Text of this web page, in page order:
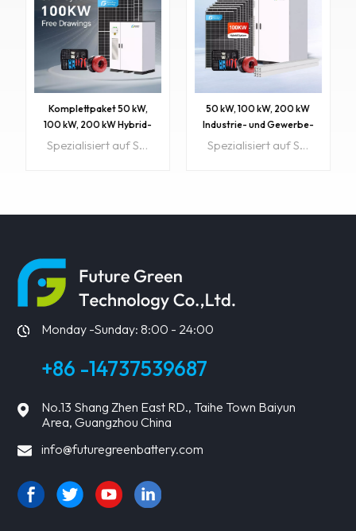
Komplettpaket 50 kW,
100 kW, 200 kW Hybrid-
Solarenergiesystem mit
Spezialisiert auf Solaranlagenplanung und -vertrieb für Großhandels- und HeimwerkerkundenSehen Sie sich unsere ausgewählten Kundeninstallationen anArtikel-Nr.: FGET 100 kWBESS: LiFePO4-BatterieSpannung: 3-phasigMaximale Leistung: 100 kWMaximale Solareingangsleistung: 100 kWBatterie: 215 kWh📩 Klicken Sie hier, um die benötigte Solaranlage zu berechnenSie möchten wissen, wie viele Solarmodule Sie installieren müssen?
ERFAHREN
SIE MEHR
50 kW, 100 kW, 200 kW
Industrie- und Gewerbe-
Komplettpaket:
Spezialisiert auf Solaranlagenplanung und -vertrieb für Großhandels- und HeimwerkerkundenSehen Sie sich unsere 4,9-Sterne-Google-Bewertungen an.Sehen Sie sich unsere ausgewählten Kundeninstallationen anArtikel-Nr.: FGET 100 kWBESS: LiFePO4-BatterieSpannung: 3-phasigMaximale Leistung: 100 kWMaximale Solareingangsleistung: 100 kWBatterie: 215 kWh📩 Klicken Sie hier, um die benötigte Solaranlage zu berechnenSie möchten wissen, wie viele Solarmodule Sie installieren müssen?
SIE MEHR
Monday -Sunday: 8:00 - 24:00
+86 -14737539687
No.13 Shang Zhen East RD., Taihe Town Baiyun
Area, Guangzhou China
info@futuregreenbattery.com